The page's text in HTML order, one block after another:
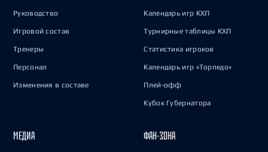
Руководство
Игровой состав
Тренеры
Персонал
Изменения в составе
Календарь игр КХЛ
Турнирные таблицы КХЛ
Статистика игроков
Календарь игр «Торпедо»
Плей-офф
Кубок Губернатора
МЕДИА ФАН-ЗОНА